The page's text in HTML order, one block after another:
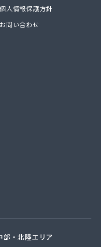
業所
ー
くば店
個人情報保護方針
お問い合わせ
部・北陸エリア